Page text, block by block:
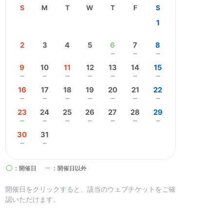
S M T W T F S
1
2 3 4 5 6
remove
7
remove
8
remove
9
remove
10
remove
11
remove
12
remove
13
remove
14
remove
15
remove
16
remove
17
remove
18
remove
19
remove
20
remove
21
remove
22
remove
23
remove
24
remove
25
remove
26
remove
27
remove
28
remove
29
remove
30
remove
31
remove
circle ：開催日 remove ：開催日以外
開催日をクリックすると、該当のウェブチケットをご確
認いただけます。